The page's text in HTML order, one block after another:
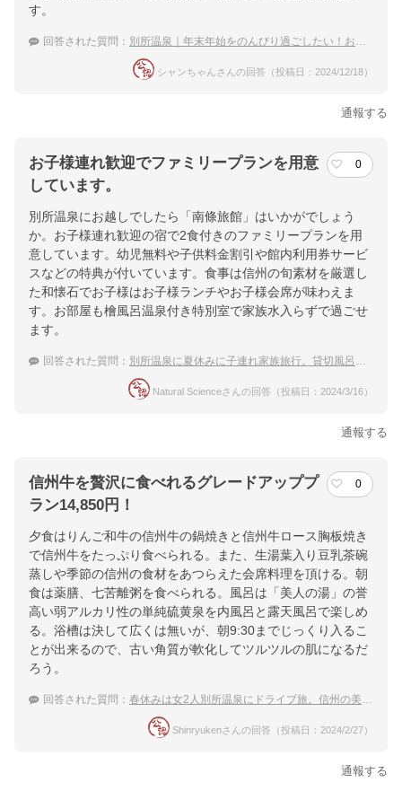
す。
回答された質問： 別所温泉｜年末年始をのんびり過ごしたい！おすすめの穴場な宿は？
シャンちゃんさんの回答（投稿日：2024/12/18）
通報する
お子様連れ歓迎でファミリープランを用意
しています。
0
別所温泉にお越しでしたら「南條旅館」はいかがでしょう
か。お子様連れ歓迎の宿で2食付きのファミリープランを用
意しています。幼児無料や子供料金割引や館内利用券サービ
スなどの特典が付いています。食事は信州の旬素材を厳選し
た和懐石でお子様はお子様ランチやお子様会席が味わえま
す。お部屋も檜風呂温泉付き特別室で家族水入らずで過ごせ
ます。
回答された質問： 別所温泉に夏休みに子連れ家族旅行。貸切風呂のある宿は？
Natural Scienceさんの回答（投稿日：2024/3/16）
通報する
信州牛を贅沢に食べれるグレードアッププ
ラン14,850円！
0
夕食はりんご和牛の信州牛の鍋焼きと信州牛ロース胸板焼き
で信州牛をたっぷり食べられる。また、生湯葉入り豆乳茶碗
蒸しや季節の信州の食材をあつらえた会席料理を頂ける。朝
食は薬膳、七苦離粥を食べられる。風呂は「美人の湯」の誉
高い弱アルカリ性の単純硫黄泉を内風呂と露天風呂で楽しめ
る。浴槽は決して広くは無いが、朝9:30までじっくり入るこ
とが出来るので、古い角質が軟化してツルツルの肌になるだ
ろう。
回答された質問： 春休みは女2人別所温泉にドライブ旅。信州の美味しい食事を頂ける宿は？
Shinryukenさんの回答（投稿日：2024/2/27）
通報する